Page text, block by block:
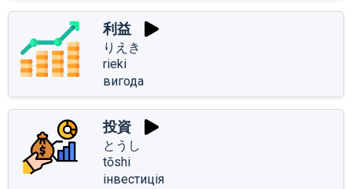
利益
りえき
rieki
вигода
投資
とうし
tōshi
інвестиція